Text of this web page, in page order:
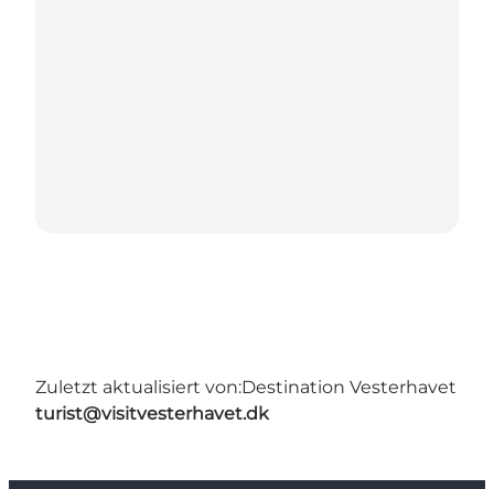
Zuletzt aktualisiert von:Destination Vesterhavet
turist@visitvesterhavet.dk